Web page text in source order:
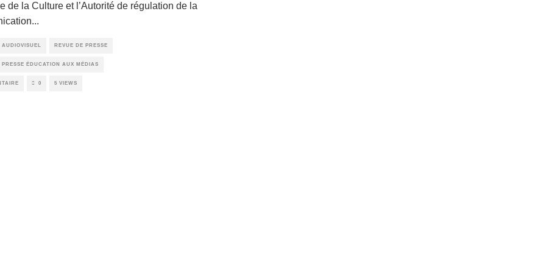
de la Culture et l’Autorité de régulation de la
...
REVUE DE PRESSE
PRESSE ÉDUCATION AUX MÉDIAS
0 5 VIEWS